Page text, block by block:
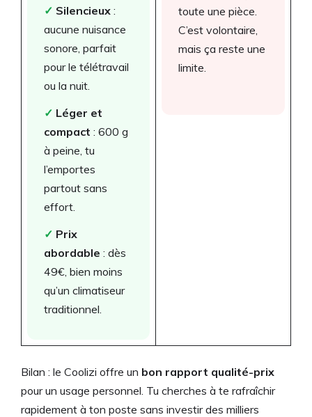
✓ Silencieux :
aucune nuisance
sonore, parfait
pour le télétravail
ou la nuit.
✓ Léger et
compact : 600 g
à peine, tu
l’emportes
partout sans
effort.
✓ Prix
abordable : dès
49€, bien moins
qu’un climatiseur
traditionnel.
toute une pièce.
C’est volontaire,
mais ça reste une
limite.
Bilan : le Coolizi offre un bon rapport qualité-prix
pour un usage personnel. Tu cherches à te rafraîchir
rapidement à ton poste sans investir des milliers